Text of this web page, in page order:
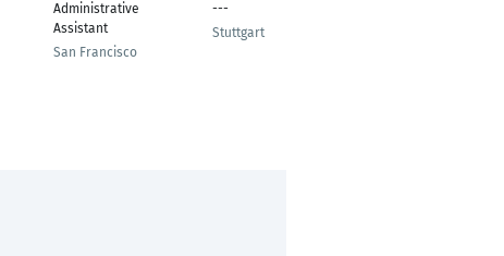
Administrative
Assistant
San Francisco
---
Stuttgart